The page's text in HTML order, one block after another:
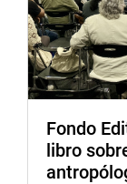
Fondo
libro